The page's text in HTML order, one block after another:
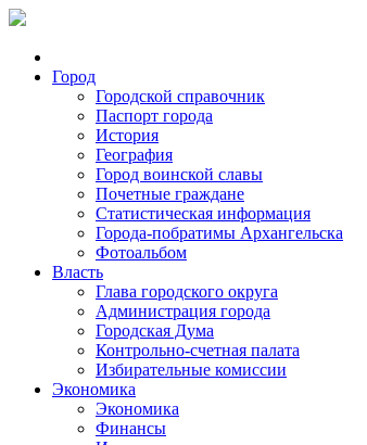
Город
Городской справочник
Паспорт города
История
География
Город воинской славы
Почетные граждане
Статистическая информация
Города-побратимы Архангельска
Фотоальбом
Власть
Глава городского округа
Администрация города
Городская Дума
Контрольно-счетная палата
Избирательные комиссии
Экономика
Экономика
Финансы